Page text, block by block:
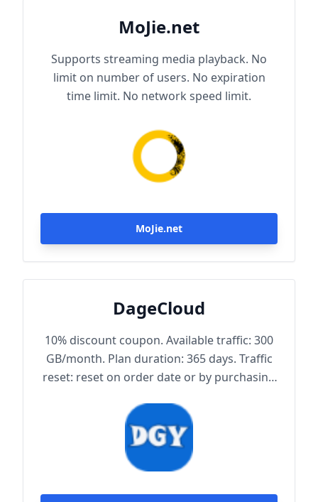
MoJie.net
Supports streaming media playback. No
limit on number of users. No expiration
time limit. No network speed limit.
MoJie.net
DageCloud
10% discount coupon. Available traffic: 300
GB/month. Plan duration: 365 days. Traffic
reset: reset on order date or by purchasing
bandwidth: 1000 Mbps. Node protocol:
Trojan.